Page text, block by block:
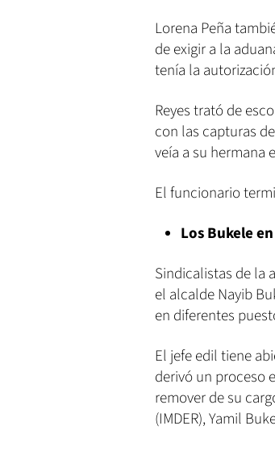
Lorena Peña
de exigir a la
tenía la
Reyes trató de
con las capturas
veía a su hermana
El funcionario
Los Bukele
Sindicalistas de la
el alcalde Nayib
en diferentes
El jefe edil tiene
derivó un proceso
remover de su
(IMDER), Yamil